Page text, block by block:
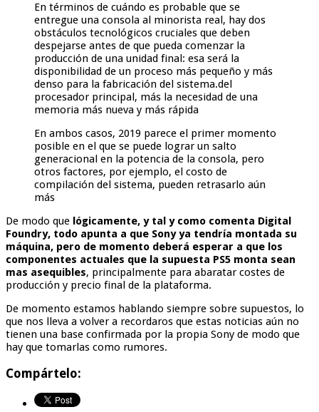
En términos de cuándo es probable que se
entregue una consola al minorista real, hay dos
obstáculos tecnológicos cruciales que deben
despejarse antes de que pueda comenzar la
producción de una unidad final: esa será la
disponibilidad de un proceso más pequeño y más
denso para la fabricación del sistema.del
procesador principal, más la necesidad de una
memoria más nueva y más rápida
En ambos casos, 2019 parece el primer momento
posible en el que se puede lograr un salto
generacional en la potencia de la consola, pero
otros factores, por ejemplo, el costo de
compilación del sistema, pueden retrasarlo aún
más
De modo que lógicamente, y tal y como comenta Digital
Foundry, todo apunta a que Sony ya tendría montada su
máquina, pero de momento deberá esperar a que los
componentes actuales que la supuesta PS5 monta sean
mas asequibles, principalmente para abaratar costes de
producción y precio final de la plataforma.
De momento estamos hablando siempre sobre supuestos, lo
que nos lleva a volver a recordaros que estas noticias aún no
tienen una base confirmada por la propia Sony de modo que
hay que tomarlas como rumores.
Compártelo: